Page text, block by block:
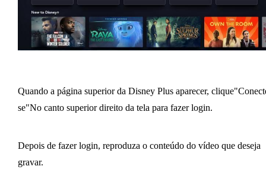
Quando a página superior da Disney Plus aparecer,
se"No canto superior direito da tela para fazer login.
Depois de fazer login, reproduza o conteúdo do vídeo que deseja
gravar.